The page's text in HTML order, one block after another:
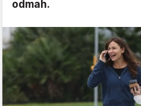
odmah.